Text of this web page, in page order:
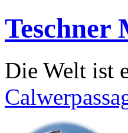
Teschner
Die Welt ist